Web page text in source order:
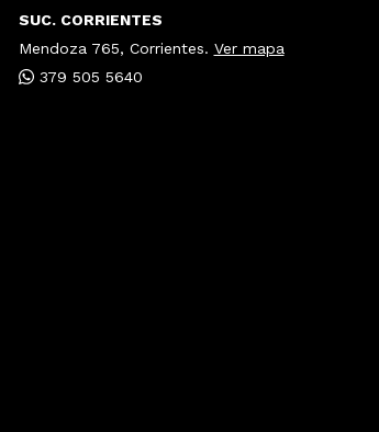
SUC. CORRIENTES
Mendoza 765, Corrientes. Ver mapa
379 505 5640